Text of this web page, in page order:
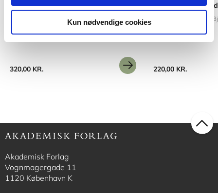
Kun nødvendige cookies
Innovation as Usual
Thomas Wedell-Wedellsborg
320,00 KR.
Ove
220,00 KR.
Akademisk Forlag
Vognmagergade 11
1120 København K